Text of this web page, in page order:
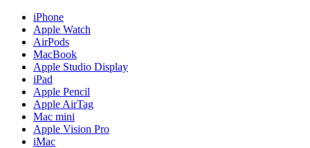
iPhone
Apple Watch
AirPods
MacBook
Apple Studio Display
iPad
Apple Pencil
Apple AirTag
Mac mini
Apple Vision Pro
iMac